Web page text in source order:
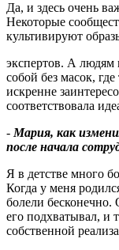
Да, и здесь очень
Некоторые
культивируют
экспертов. А людям
собой без масок,
искренне
соответствовала
-Мария, как
после начала
Я в детстве много
Когда у меня
болели бесконечно.
его подхватывал, и
собственной